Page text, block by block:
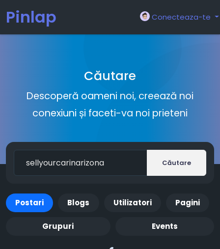
Pinlap Conecteaza-te
Căutare
Descoperă oameni noi, creează noi
conexiuni și faceti-va noi prieteni
Căutare
Postari Blogs Utilizatori Pagini
Grupuri Events